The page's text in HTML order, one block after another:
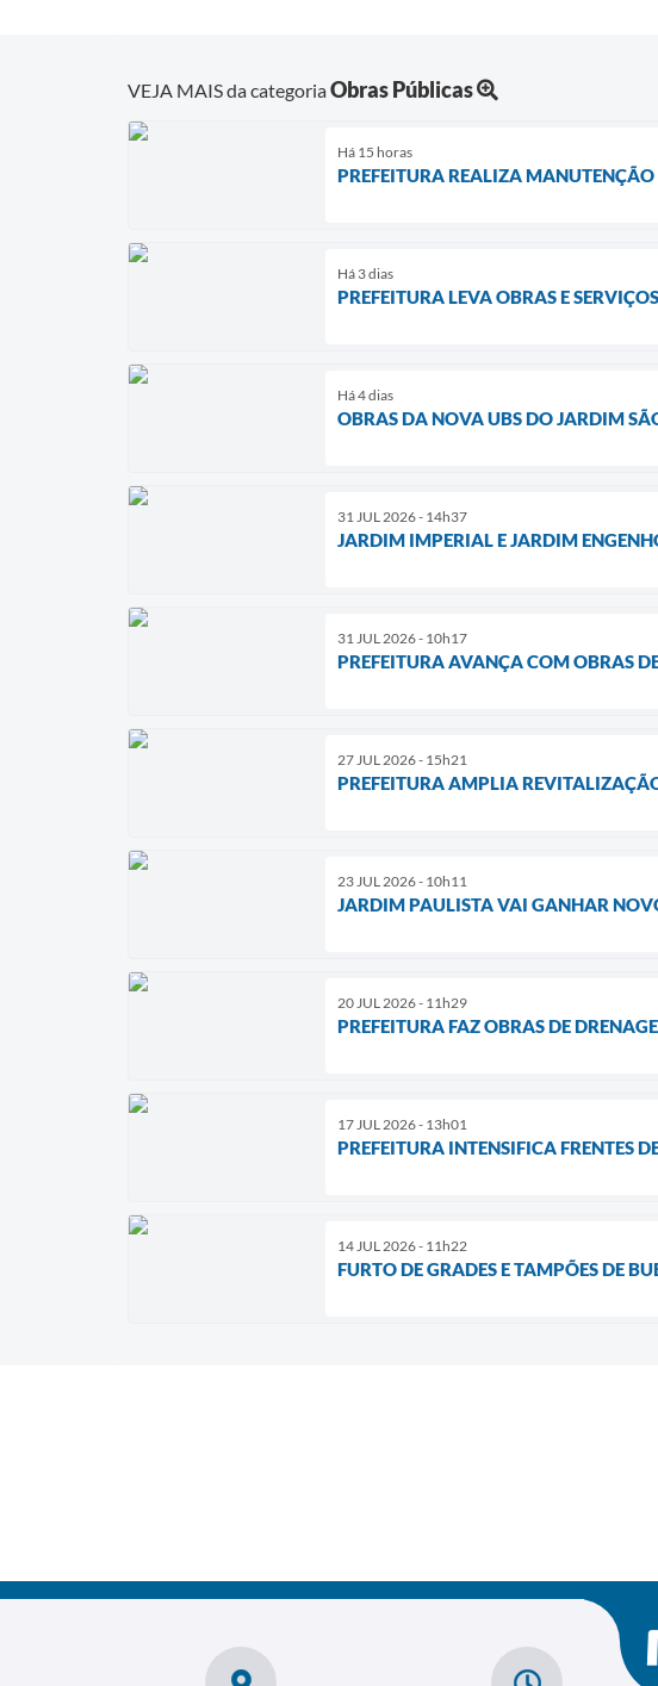
VEJA MAIS da categoriaObras Públicas
Há 15 horas
PREFEITURA REALIZA
Há 3 dias
PREFEITURA LEVA OBRAS E
Há 4 dias
OBRAS DA NOVA UBS DO JARDIM
31 JUL 2026 - 14h37
JARDIM IMPERIAL E JARDIM
31 JUL 2026 - 10h17
PREFEITURA AVANÇA COM OBRAS
27 JUL 2026 - 15h21
PREFEITURA AMPLIA
23 JUL 2026 - 10h11
JARDIM PAULISTA VAI GANHAR
20 JUL 2026 - 11h29
PREFEITURA FAZ OBRAS DE
17 JUL 2026 - 13h01
PREFEITURA INTENSIFICA FRENTES
14 JUL 2026 - 11h22
FURTO DE GRADES E TAMPÕES DE